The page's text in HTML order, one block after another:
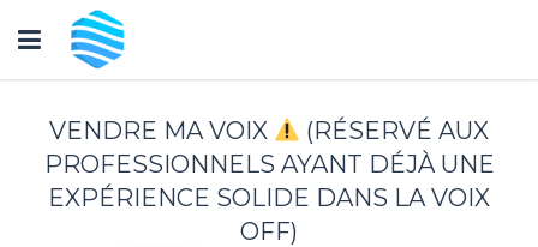
Toggle
navigation
VENDRE MA VOIX
(RÉSERVÉ AUX
PROFESSIONNELS AYANT DÉJÀ UNE
EXPÉRIENCE SOLIDE DANS LA VOIX
OFF)